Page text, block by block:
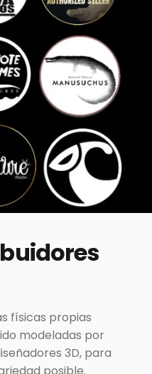
físicas propias
modeladas por
3D, para